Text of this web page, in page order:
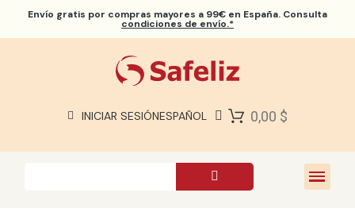
Envío gratis por compras mayores a 99€ en España. Consulta
condiciones de envío.*
INICIAR SESIÓNESPAÑOL 0,00 $